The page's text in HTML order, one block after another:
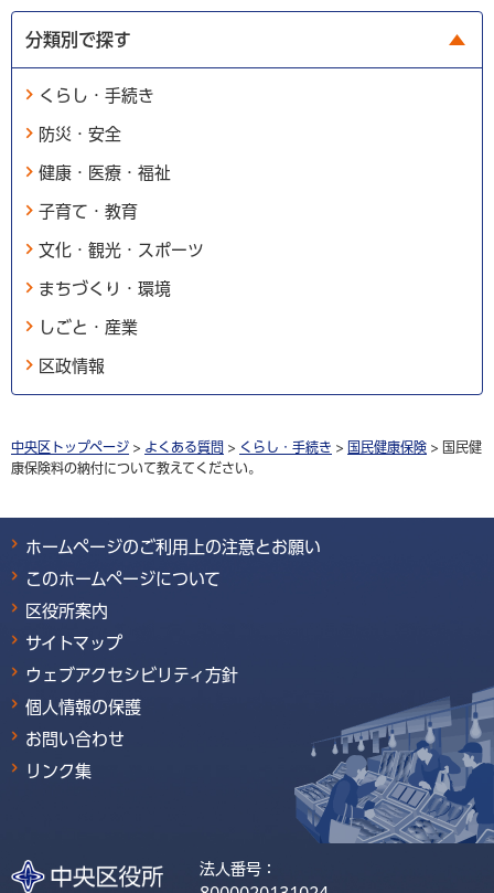
分類別で探す
くらし・手続き
防災・安全
健康・医療・福祉
子育て・教育
文化・観光・スポーツ
まちづくり・環境
しごと・産業
区政情報
中央区トップページ > よくある質問 > くらし・手続き > 国民健康保険 > 国民健
康保険料の納付について教えてください。
ホームページのご利用上の注意とお願い
このホームページについて
区役所案内
サイトマップ
ウェブアクセシビリティ方針
個人情報の保護
お問い合わせ
リンク集
法人番号：